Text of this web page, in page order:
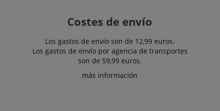
Costes de envío
Los gastos de envío son de 12,99 euros.
Los gastos de envío por agencia de transportes
son de 59,99 euros.
más información
language